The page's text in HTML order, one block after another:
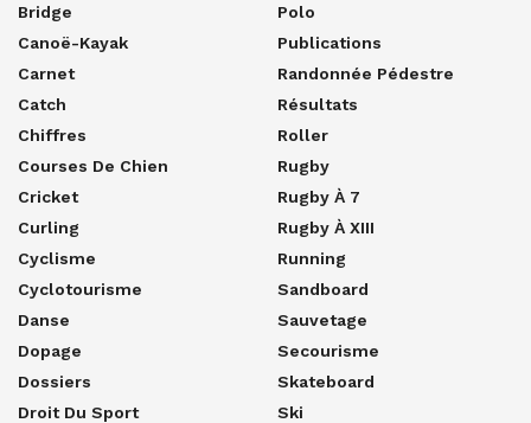
Bridge
Canoë-Kayak
Carnet
Catch
Chiffres
Courses De Chien
Cricket
Curling
Cyclisme
Cyclotourisme
Danse
Dopage
Dossiers
Droit Du Sport
Polo
Publications
Randonnée Pédestre
Résultats
Roller
Rugby
Rugby À 7
Rugby À XIII
Running
Sandboard
Sauvetage
Secourisme
Skateboard
Ski